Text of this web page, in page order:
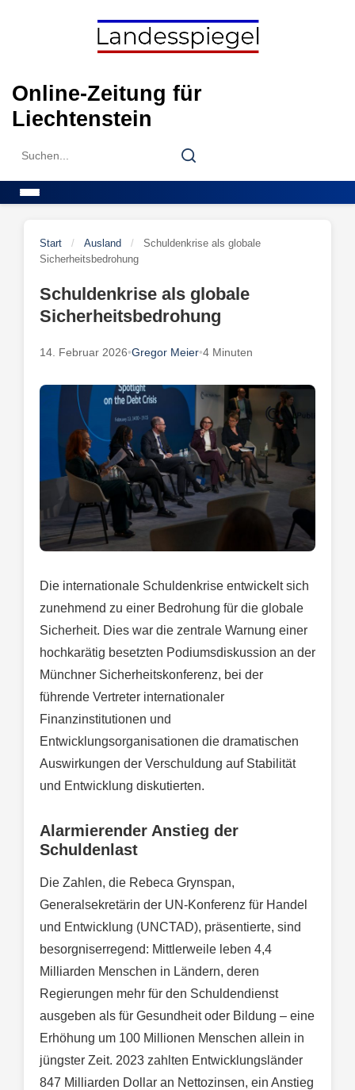
Online-Zeitung für
Liechtenstein
Search
Search
Start / Ausland /
Schuldenkrise als globale
Sicherheitsbedrohung
Schuldenkrise als globale
Sicherheitsbedrohung
14. Februar 2026•Gregor Meier•4 Minuten
Die internationale Schuldenkrise entwickelt sich
zunehmend zu einer Bedrohung für die globale
Sicherheit. Dies war die zentrale Warnung einer
hochkarätig besetzten Podiumsdiskussion an der
Münchner Sicherheitskonferenz, bei der
führende Vertreter internationaler
Finanzinstitutionen und
Entwicklungsorganisationen die dramatischen
Auswirkungen der Verschuldung auf Stabilität
und Entwicklung diskutierten.
Alarmierender Anstieg der
Schuldenlast
Die Zahlen, die Rebeca Grynspan,
Generalsekretärin der UN-Konferenz für Handel
und Entwicklung (UNCTAD), präsentierte, sind
besorgniserregend: Mittlerweile leben 4,4
Milliarden Menschen in Ländern, deren
Regierungen mehr für den Schuldendienst
ausgeben als für Gesundheit oder Bildung – eine
Erhöhung um 100 Millionen Menschen allein in
jüngster Zeit. 2023 zahlten Entwicklungsländer
847 Milliarden Dollar an Nettozinsen, ein Anstieg